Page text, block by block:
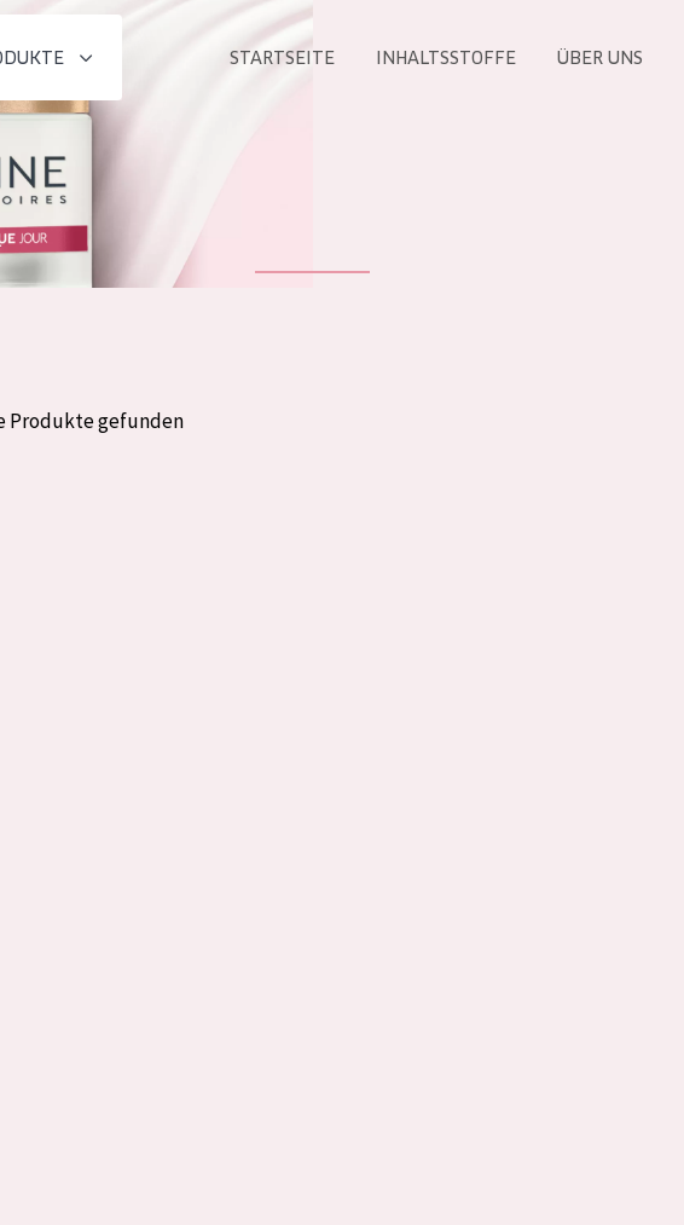
Lift+
STARTSEITE INHALTSSTOFFE ÜBER UNS
Produkte gefunden